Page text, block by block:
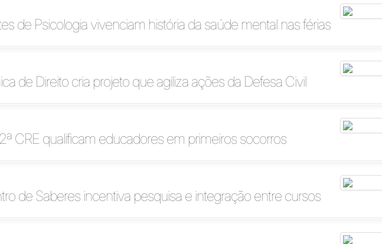
de Psicologia vivenciam história da saúde mental nas férias
de Direito cria projeto que agiliza ações da Defesa Civil
CRE qualificam educadores em primeiros socorros
de Saberes incentiva pesquisa e integração entre cursos